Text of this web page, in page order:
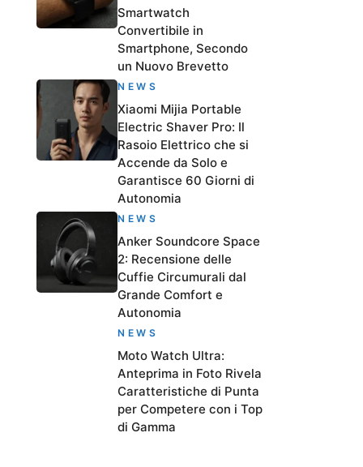
Smartwatch
Convertibile in
Smartphone, Secondo
un Nuovo Brevetto
NEWS
Xiaomi Mijia Portable
Electric Shaver Pro: Il
Rasoio Elettrico che si
Accende da Solo e
Garantisce 60 Giorni di
Autonomia
NEWS
Anker Soundcore Space
2: Recensione delle
Cuffie Circumurali dal
Grande Comfort e
Autonomia
NEWS
Moto Watch Ultra:
Anteprima in Foto Rivela
Caratteristiche di Punta
per Competere con i Top
di Gamma